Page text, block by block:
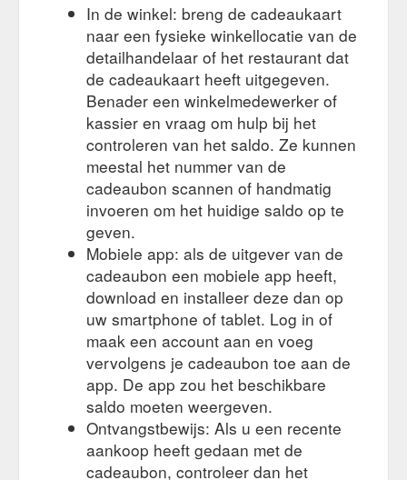
In de winkel: breng de cadeaukaart
naar een fysieke winkellocatie van de
detailhandelaar of het restaurant dat
de cadeaukaart heeft uitgegeven.
Benader een winkelmedewerker of
kassier en vraag om hulp bij het
controleren van het saldo. Ze kunnen
meestal het nummer van de
cadeaubon scannen of handmatig
invoeren om het huidige saldo op te
geven.
Mobiele app: als de uitgever van de
cadeaubon een mobiele app heeft,
download en installeer deze dan op
uw smartphone of tablet. Log in of
maak een account aan en voeg
vervolgens je cadeaubon toe aan de
app. De app zou het beschikbare
saldo moeten weergeven.
Ontvangstbewijs: Als u een recente
aankoop heeft gedaan met de
cadeaubon, controleer dan het